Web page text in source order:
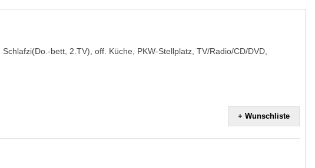
bett, 2.TV), off. Küche, PKW-Stellplatz, TV/Radio/CD/DVD,
+ Wunschliste